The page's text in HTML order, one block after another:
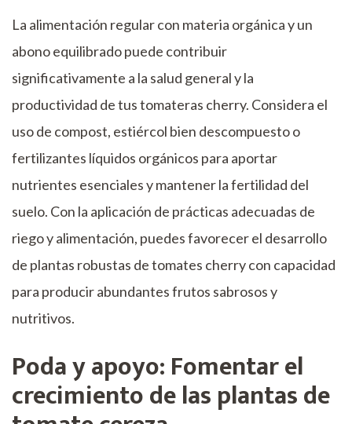
La alimentación regular con materia orgánica y un
abono equilibrado puede contribuir
significativamente a la salud general y la
productividad de tus tomateras cherry. Considera el
uso de compost, estiércol bien descompuesto o
fertilizantes líquidos orgánicos para aportar
nutrientes esenciales y mantener la fertilidad del
suelo. Con la aplicación de prácticas adecuadas de
riego y alimentación, puedes favorecer el desarrollo
de plantas robustas de tomates cherry con capacidad
para producir abundantes frutos sabrosos y
nutritivos.
Poda y apoyo: Fomentar el
crecimiento de las plantas de